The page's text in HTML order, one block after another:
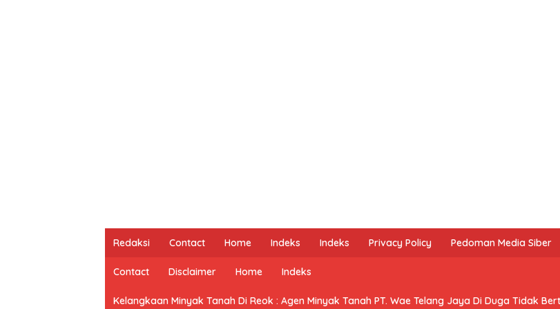
Redaksi Contact Home Indeks Indeks Privacy Policy Pedoman Media Siber
Contact Disclaimer Home Indeks
Kelangkaan Minyak Tanah Di Reok : Agen Minyak Tanah PT. Wae Telang Jaya Di Duga Tidak